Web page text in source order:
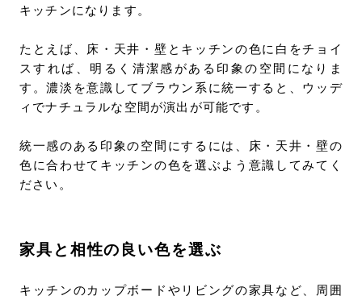
キッチンになります。
たとえば、床・天井・壁とキッチンの色に白をチョイ
スすれば、明るく清潔感がある印象の空間になりま
す。濃淡を意識してブラウン系に統一すると、ウッデ
ィでナチュラルな空間が演出が可能です。
統一感のある印象の空間にするには、床・天井・壁の
色に合わせてキッチンの色を選ぶよう意識してみてく
ださい。
家具と相性の良い色を選ぶ
キッチンのカップボードやリビングの家具など、周囲